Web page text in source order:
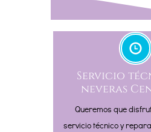
Servicio
neveras
Queremos que
servicio técnico y